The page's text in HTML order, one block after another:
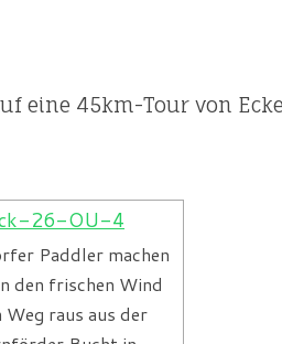
eine 45km-Tour von
Paddler machen
den frischen Wind
Weg raus aus der